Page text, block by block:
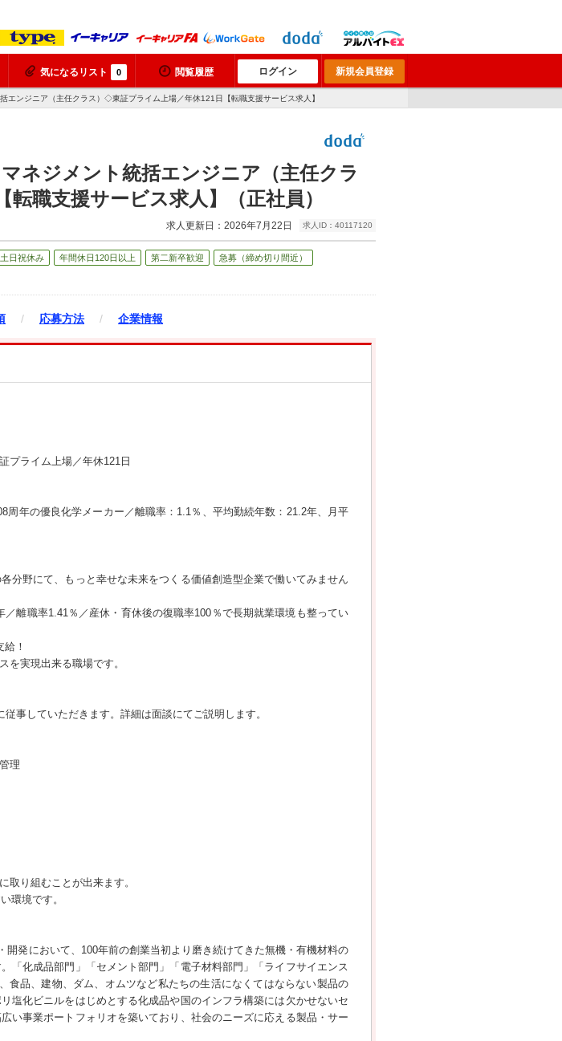
気になるリスト 0 閲覧履歴 ログイン 新規会員登録
エンジニア（主任クラス）◇東証プライム上場／年休121日【転職支援サービス求人】
ネジメント統括エンジニア（主任クラ
職支援サービス求人】（正社員）
求人更新日：2026年7月22日 求人ID：40117120
土日祝休み 年間休日120日以上 第二新卒歓迎 急募（締め切り間近）
/ 応募方法 / 企業情報
プライム上場／年休121日
周年の優良化学メーカー／離職率：1.1％、平均勤続年数：21.2年、月平
分野にて、もっと幸せな未来をつくる価値創造型企業で働いてみません
離職率1.41％／産休・育休後の復職率100％で長期就業環境も整ってい
！
を実現出来る職場です。
事していただきます。詳細は面談にてご説明します。
理
取り組むことが出来ます。
環境です。
発において、100年前の創業当初より磨き続けてきた無機・有機材料の
「化成品部門」「セメント部門」「電子材料部門」「ライフサイエンス
食品、建物、ダム、オムツなど私たちの生活になくてはならない製品の
塩化ビニルをはじめとする化成品や国のインフラ構築には欠かせないセ
い事業ポートフォリオを築いており、社会のニーズに応える製品・サー